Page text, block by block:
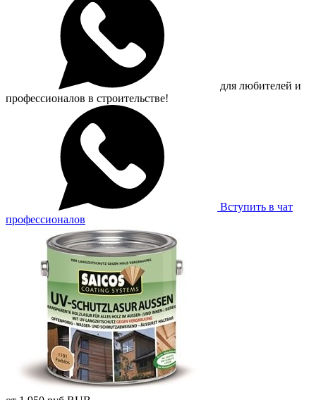
для любителей и
профессионалов в строительстве!
Вступить в чат
профессионалов